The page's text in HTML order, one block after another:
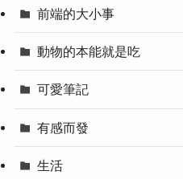
前端的大小事
動物的本能就是吃
可愛筆記
有感而發
生活